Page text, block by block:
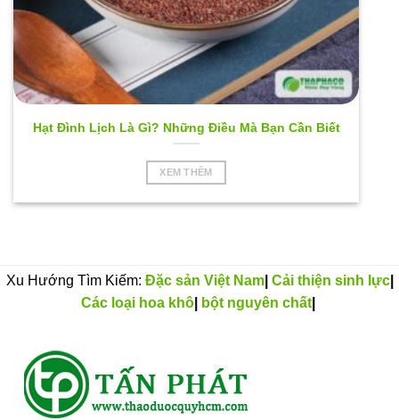
Hạt Đình Lịch Là Gì? Những Điều Mà Bạn Cần Biết
XEM THÊM
Xu Hướng Tìm Kiếm: Đặc sản Việt Nam| Cải thiện sinh lực|
Các loại hoa khô| bột nguyên chất|